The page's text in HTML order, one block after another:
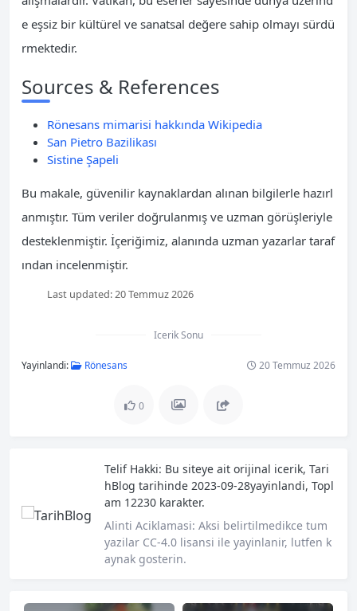
e eşsiz bir kültürel ve sanatsal değere sahip olmayı sürdü
rmektedir.
Sources & References
Rönesans mimarisi hakkında Wikipedia
San Pietro Bazilikası
Sistine Şapeli
Bu makale, güvenilir kaynaklardan alınan bilgilerle hazırl
anmıştır. Tüm veriler doğrulanmış ve uzman görüşleriyle
desteklenmiştir. İçeriğimiz, alanında uzman yazarlar taraf
ından incelenmiştir.
Last updated: 20 Temmuz 2026
Icerik Sonu
Yayinlandi: Rönesans 20 Temmuz 2026
0
Telif Hakki: Bu siteye ait orijinal icerik, Tari
hBlog tarihinde 2023-09-28yayinlandi, Topl
am 12230 karakter.
Alinti Aciklamasi: Aksi belirtilmedikce tum
yazilar CC-4.0 lisansi ile yayinlanir, lutfen k
aynak gosterin.